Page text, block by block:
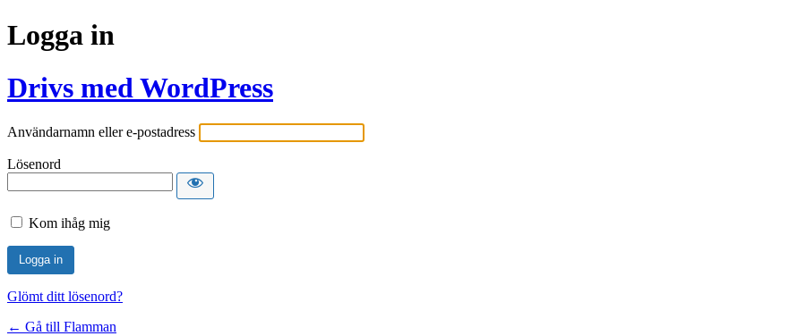
Logga in
Drivs med WordPress
Användarnamn eller e-postadress
Lösenord
Kom ihåg mig
Glömt ditt lösenord?
← Gå till Flamman